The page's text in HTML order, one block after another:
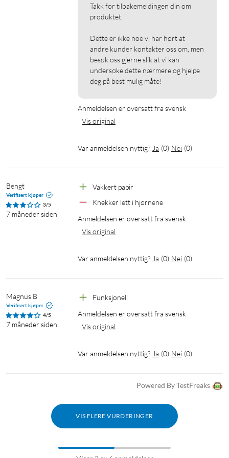
Takk for tilbakemeldingen din om
produktet.
Dette er ikke noe vi har hørt at
andre kunder kontakter oss om, men
besøk oss gjerne slik at vi kan
undersøke dette nærmere og hjelpe
deg på best mulig måte!
Anmeldelsen er oversatt fra svensk
Vis original
Var anmeldelsen nyttig? Ja (0) Nei (0)
Bengt
Verifisert kjøper
3/5
7 måneder siden
Vakkert papir
Knekker lett i hjørnene
Anmeldelsen er oversatt fra svensk
Vis original
Var anmeldelsen nyttig? Ja (0) Nei (0)
Magnus B
Verifisert kjøper
4/5
7 måneder siden
Funksjonell
Anmeldelsen er oversatt fra svensk
Vis original
Var anmeldelsen nyttig? Ja (0) Nei (0)
Powered By TestFreaks
VIS FLERE VURDERINGER